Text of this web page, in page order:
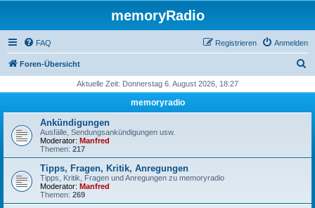
memoryRadio
FAQ Anmelden
Registrieren
Foren-Übersicht
h
Aktuelle Zeit: Donnerstag 6. August 2026, 18:27
memoryradio
Ankündigungen
Ausfälle, Sendungsankündigungen usw.
Moderator: Manfred
Themen: 217
Tipps, Fragen, Kritik, Anregungen
Tipps, Kritik, Fragen und Anregungen zu memoryradio
Moderator: Manfred
Themen: 269